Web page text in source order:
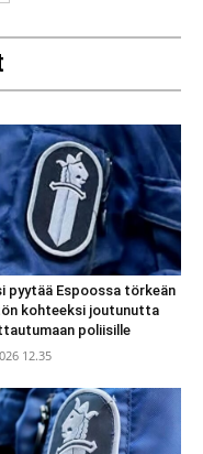
pyytää Espoossa törkeän
kohteeksi joutunutta
poliisille
12.35